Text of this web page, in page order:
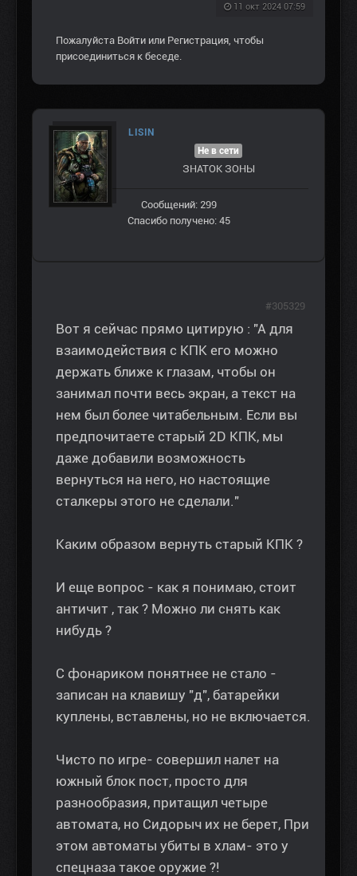
11 окт 2024 07:59
Пожалуйста Войти или Регистрация , чтобы
присоединиться к беседе.
LISIN
Не в сети
ЗНАТОК ЗОНЫ
Сообщений: 299
Спасибо получено: 45
Вот я сейчас прямо цитирую : "А для
взаимодействия с КПК его можно
держать ближе к глазам, чтобы он
занимал почти весь экран, а текст на
нем был более читабельным. Если вы
предпочитаете старый 2D КПК, мы
даже добавили возможность
вернуться на него, но настоящие
сталкеры этого не сделали."
Каким образом вернуть старый КПК ?
И еще вопрос - как я понимаю, стоит
античит , так ? Можно ли снять как
нибудь ?
С фонариком понятнее не стало -
записан на клавишу "д", батарейки
куплены, вставлены, но не включается.
Чисто по игре- совершил налет на
южный блок пост, просто для
разнообразия, притащил четыре
автомата, но Сидорыч их не берет, При
этом автоматы убиты в хлам- это у
спецназа такое оружие ?!
#305329